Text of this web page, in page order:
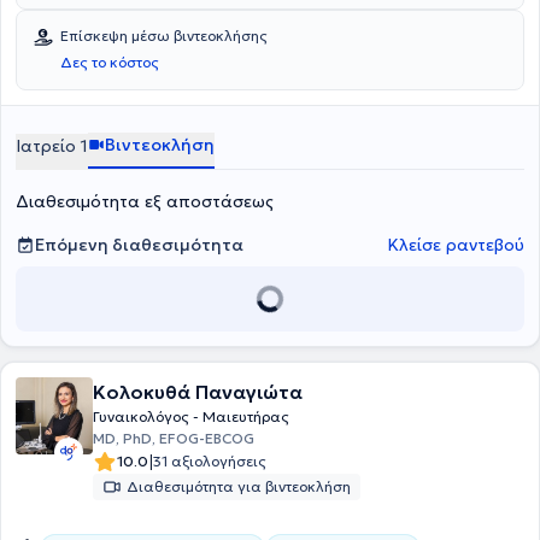
Πατρών και κάτοχος μεταπτυχιακού διπλώματος, με εξειδίκευση
στην προληπτική και κοινωνική ιατρική. Διαθέτει πολυετή εμπειρία
και παράλληλα, συνεργάζεται με το ιατρικό κέντρο "Ολύμπιον" και
το ιδιωτικό μαιευτήριο Πατρών.
Επίσκεψη μέσω βιντεοκλήσης
Δες το κόστος
Ιατρείο 1 Βιντεοκλήση
Διαθεσιμότητα εξ αποστάσεως
Επόμενη διαθεσιμότητα
Κλείσε ραντεβού
Κολοκυθά Παναγιώτα
Γυναικολόγος - Μαιευτήρας
MD, PhD, EFOG-EBCOG
10.0|31 αξιολογήσεις
Διαθεσιμότητα για βιντεοκλήση